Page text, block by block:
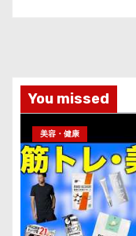
You missed
美容・健康